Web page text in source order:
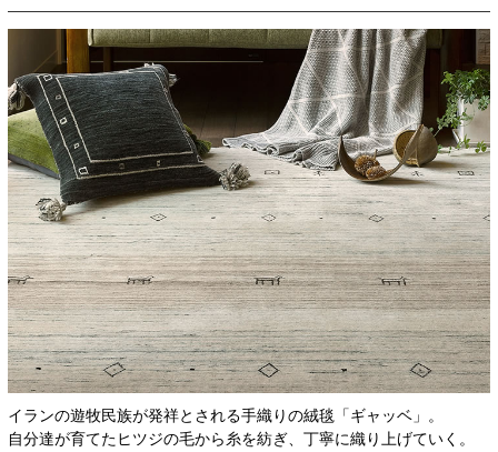
イランの遊牧民族が発祥とされる手織りの絨毯「ギャッベ」。
自分達が育てたヒツジの毛から糸を紡ぎ、丁寧に織り上げていく。